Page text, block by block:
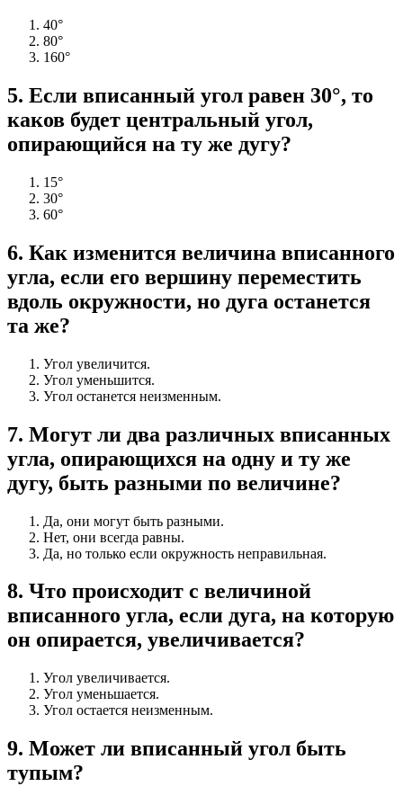
40°
80°
160°
5. Если вписанный угол равен 30°, то
каков будет центральный угол,
опирающийся на ту же дугу?
15°
30°
60°
6. Как изменится величина вписанного
угла, если его вершину переместить
вдоль окружности, но дуга останется
та же?
Угол увеличится.
Угол уменьшится.
Угол останется неизменным.
7. Могут ли два различных вписанных
угла, опирающихся на одну и ту же
дугу, быть разными по величине?
Да, они могут быть разными.
Нет, они всегда равны.
Да, но только если окружность неправильная.
8. Что происходит с величиной
вписанного угла, если дуга, на которую
он опирается, увеличивается?
Угол увеличивается.
Угол уменьшается.
Угол остается неизменным.
9. Может ли вписанный угол быть
тупым?